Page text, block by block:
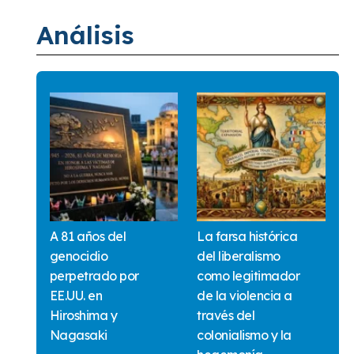
Análisis
A 81 años del
genocidio
perpetrado por
EE.UU. en
Hiroshima y
Nagasaki
La farsa histórica
del liberalismo
como legitimador
de la violencia a
través del
colonialismo y la